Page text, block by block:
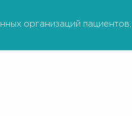
организаций